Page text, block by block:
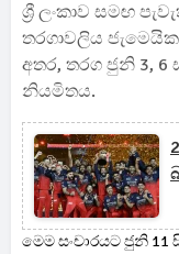
ශ්‍රී ලංකාව සමඟ
තරගාවලිය
අතර, තරග ජුනි 3, 6
නියමිතය.
මෙම සංචාරයට ජුනි